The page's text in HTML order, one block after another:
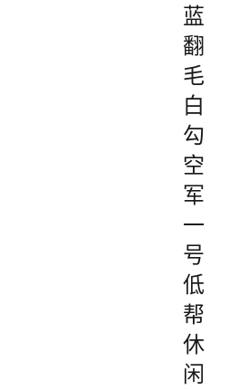
蓝
翻
毛
白
勾
空
军
一
号
低
帮
休
闲